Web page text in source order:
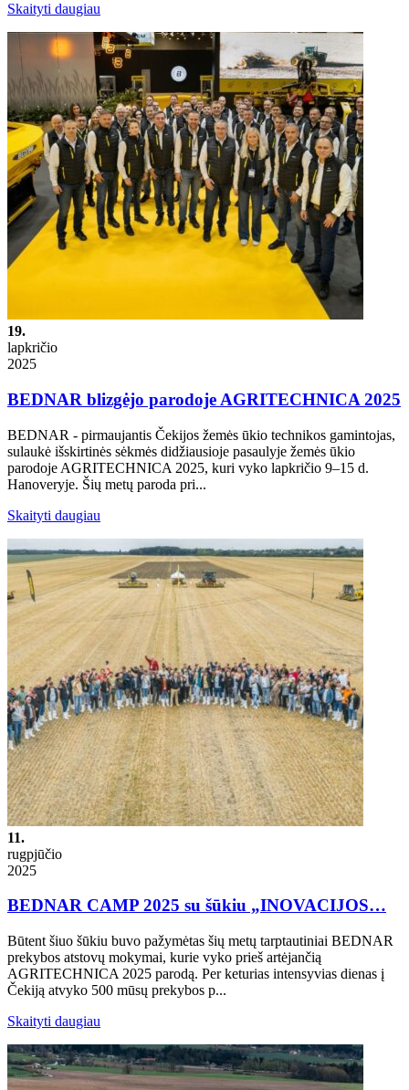
Skaityti daugiau
19.
lapkričio
2025
BEDNAR blizgėjo parodoje AGRITECHNICA 2025
BEDNAR - pirmaujantis Čekijos žemės ūkio technikos gamintojas,
sulaukė išskirtinės sėkmės didžiausioje pasaulyje žemės ūkio
parodoje AGRITECHNICA 2025, kuri vyko lapkričio 9–15 d.
Hanoveryje. Šių metų paroda pri...
Skaityti daugiau
11.
rugpjūčio
2025
BEDNAR CAMP 2025 su šūkiu „INOVACIJOS…
Būtent šiuo šūkiu buvo pažymėtas šių metų tarptautiniai BEDNAR
prekybos atstovų mokymai, kurie vyko prieš artėjančią
AGRITECHNICA 2025 parodą. Per keturias intensyvias dienas į
Čekiją atvyko 500 mūsų prekybos p...
Skaityti daugiau